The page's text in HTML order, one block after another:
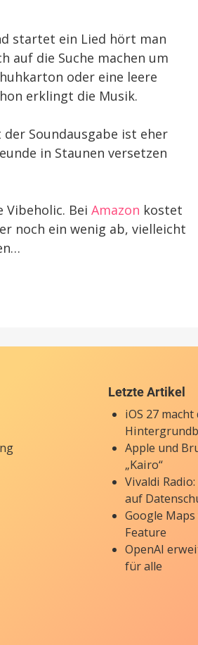
startet ein Lied hört man
auf die Suche machen um
oder eine leere
erklingt die Musik.
Soundausgabe ist eher
in Staunen versetzen
Vibeholic. Bei Amazon kostet
noch ein wenig ab, vielleicht
Letzte Artikel
iOS 27
Apple und
„Kairo“
Vivaldi
auf
Google
Feature
OpenAI
für alle